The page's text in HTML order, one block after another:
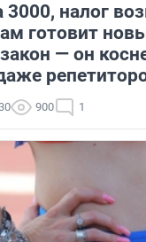
налог
готовит
— он
900 1